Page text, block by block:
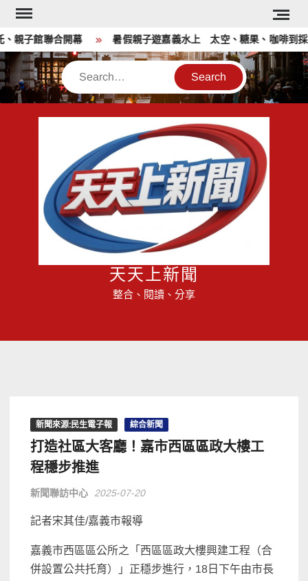
Skip
content
親子館聯合開幕 暑假親子遊嘉義水上 太空、糖果、咖啡到採
Search
天天上新聞
整合、閱讀、分享
新聞來源:民生電子報 綜合新聞
打造社區大客廳！嘉市西區區政大樓工
程穩步推進
新聞聯訪中心 2025-07-20
記者宋其佳/嘉義市報導
嘉義市西區區公所之「西區區政大樓興建工程（合
併設置公共托育）」正穩步進行，18日下午由市長